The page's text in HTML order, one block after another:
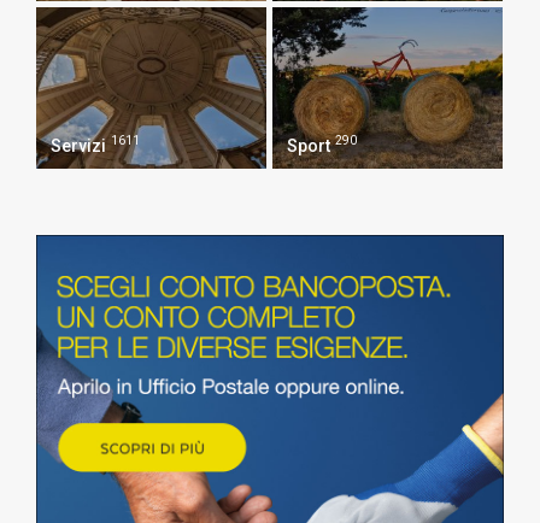
Servizi 1611 Sport 290